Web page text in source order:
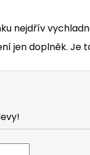
nejdřív
jen doplněk. Je